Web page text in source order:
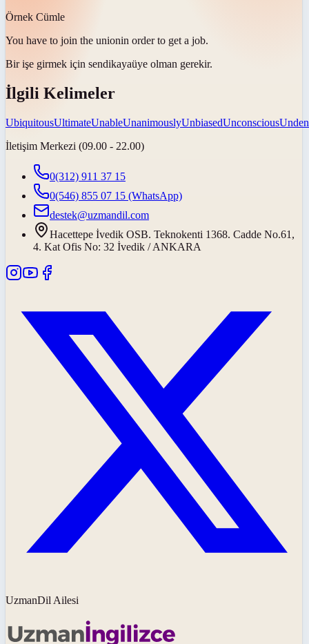
Örnek Cümle
You have to join the unionin order to get a job.
Bir işe girmek için sendikayaüye olman gerekir.
İlgili Kelimeler
UbiquitousUltimateUnableUnanimouslyUnbiasedUnconscious
İletişim Merkezi (09.00 - 22.00)
0(312) 911 37 15
0(546) 855 07 15 (WhatsApp)
destek@uzmandil.com
Hacettepe İvedik OSB. Teknokenti 1368. Cadde No.61,
4. Kat Ofis No: 32 İvedik / ANKARA
UzmanDil Ailesi